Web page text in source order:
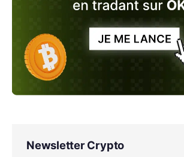
Newsletter Crypto